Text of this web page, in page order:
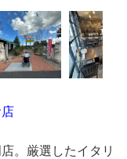
。厳選したイタリ